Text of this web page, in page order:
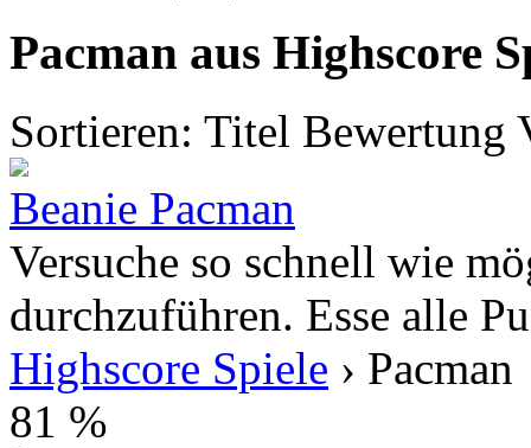
Pacman aus Highscore
Sortieren: Titel Bewertung
Beanie Pacman
Versuche so schnell wie
durchzuführen. Esse alle
Highscore Spiele › Pacman
81 %